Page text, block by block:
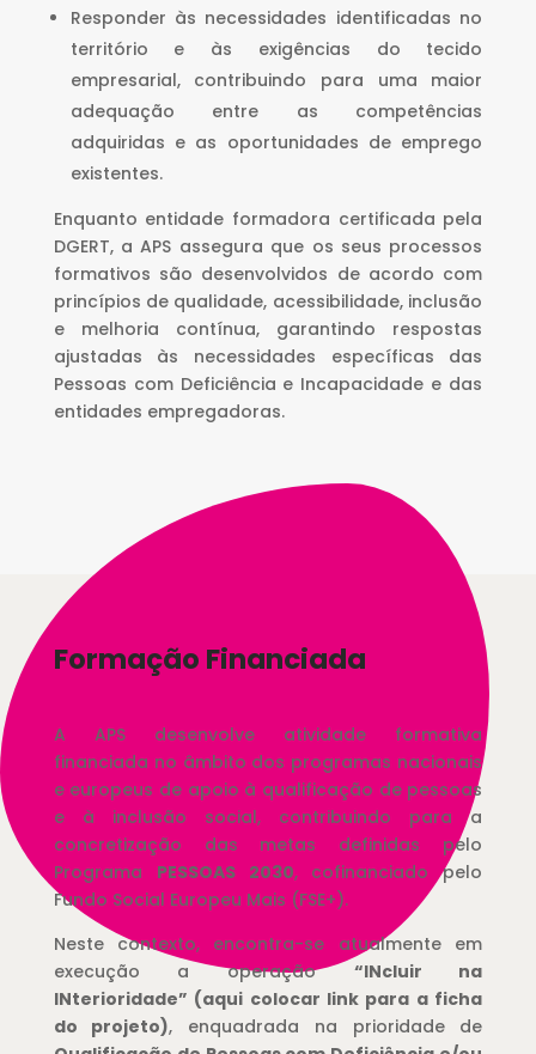
Responder às necessidades identificadas no
território e às exigências do tecido
empresarial, contribuindo para uma maior
adequação entre as competências
adquiridas e as oportunidades de emprego
existentes.
Enquanto entidade formadora certificada pela
DGERT, a APS assegura que os seus processos
formativos são desenvolvidos de acordo com
princípios de qualidade, acessibilidade, inclusão
e melhoria contínua, garantindo respostas
ajustadas às necessidades específicas das
Pessoas com Deficiência e Incapacidade e das
entidades empregadoras.
Formação Financiada
A APS desenvolve atividade formativa
financiada no âmbito dos programas nacionais
e europeus de apoio à qualificação de pessoas
e à inclusão social, contribuindo para a
concretização das metas definidas pelo
Programa PESSOAS 2030, cofinanciado pelo
Fundo Social Europeu Mais (FSE+).
Neste contexto, encontra-se atualmente em
execução a operação “INcluir na
INterioridade” (aqui colocar link para a ficha
do projeto), enquadrada na prioridade de